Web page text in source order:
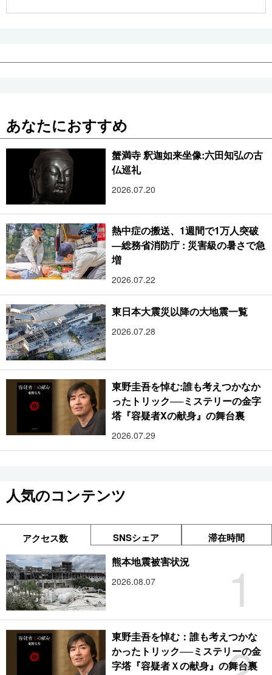
あなたにおすすめ
蟹満寺 釈迦如来坐像:六田知弘の古
仏巡礼
2026.07.20
熱中症の搬送、1週間で1万人突破
―総務省消防庁 : 災害級の暑さで急
増
2026.07.22
東日本大震災以降の大地震一覧
2026.07.28
東野圭吾を悼む:誰も考えつかなか
ったトリック──ミステリーの金字
塔『容疑者Xの献身』の舞台裏
2026.07.29
人気のコンテンツ
アクセス数 SNSシェア 滞在時間
1
熊本地震被害状況
2026.08.07
東野圭吾を悼む：誰も考えつかな
かったトリック──ミステリーの金
字塔『容疑者Ｘの献身』の舞台裏